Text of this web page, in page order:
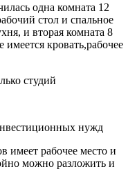
одна комната 12
стол и спальное
и вторая комната 8
кровать,рабочее
имеет рабочее место и
можно разложить и